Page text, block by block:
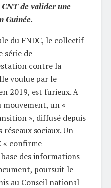
de valider une
Guinée.
du FNDC, le collectif
série de
contre la
voulue par le
2019, est furieux. A
mouvement, un «
», diffusé depuis
sociaux. Un
« confirme
des informations
poursuit le
au Conseil national